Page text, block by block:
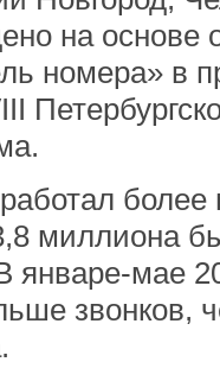
на основе
номера» в
миллиона
январе-мае
звонков,